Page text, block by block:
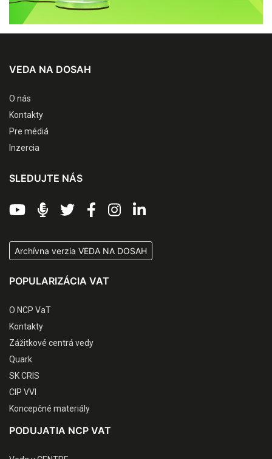
VEDA NA DOSAH
O nás
Kontakty
Pre médiá
Inzercia
SLEDUJTE NÁS
Archívna verzia VEDA NA DOSAH
POPULARIZÁCIA VAT
O NCP VaT
Kontakty
Zážitkové centrá vedy
Quark
SK CRIS
CIP VVI
Koncepčné materiály
PODUJATIA NCP VAT